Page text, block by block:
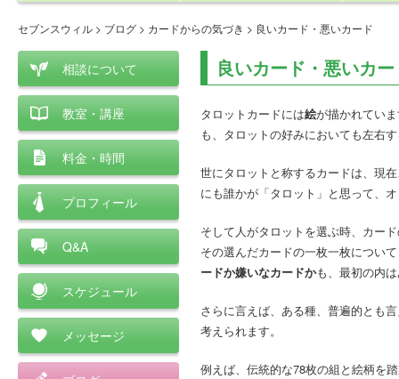
セブンスウィル > ブログ > カードからの気づき > 良いカード・悪いカード
良いカード・悪いカ
タロットカードには絵が描かれてい
も、タロットの好みにおいても左右
世にタロットと称するカードは、現
にも誰かが「タロット」と思って、
そして人がタロットを選ぶ時、カー
その選んだカードの一枚一枚につい
ードか嫌いなカードかも、最初の内
さらに言えば、ある種、普遍的とも
考えられます。
例えば、伝統的な78枚の組と絵柄を
相談について
教室・講座
料金・時間
プロフィール
Q&A
スケジュール
メッセージ